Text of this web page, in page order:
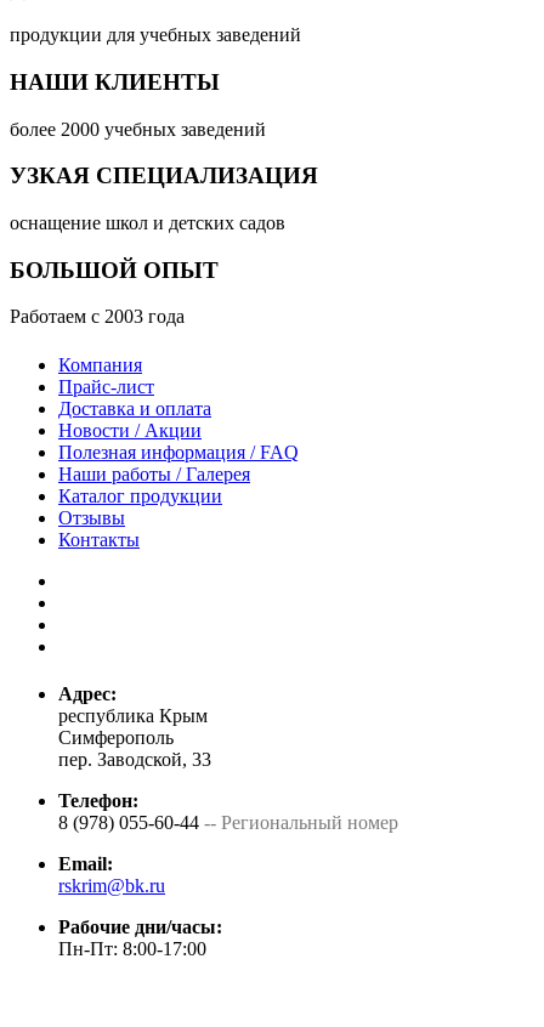
продукции для учебных заведений
НАШИ КЛИЕНТЫ
более 2000 учебных заведений
УЗКАЯ СПЕЦИАЛИЗАЦИЯ
оснащение школ и детских садов
БОЛЬШОЙ ОПЫТ
Работаем с 2003 года
Компания
Прайс-лист
Доставка и оплата
Новости / Акции
Полезная информация / FAQ
Наши работы / Галерея
Каталог продукции
Отзывы
Контакты
Адрес:
республика Крым
Симферополь
пер. Заводской, 33
Телефон:
8 (978) 055-60-44 -- Региональный номер
Email:
rskrim@bk.ru
Рабочие дни/часы:
Пн-Пт: 8:00-17:00